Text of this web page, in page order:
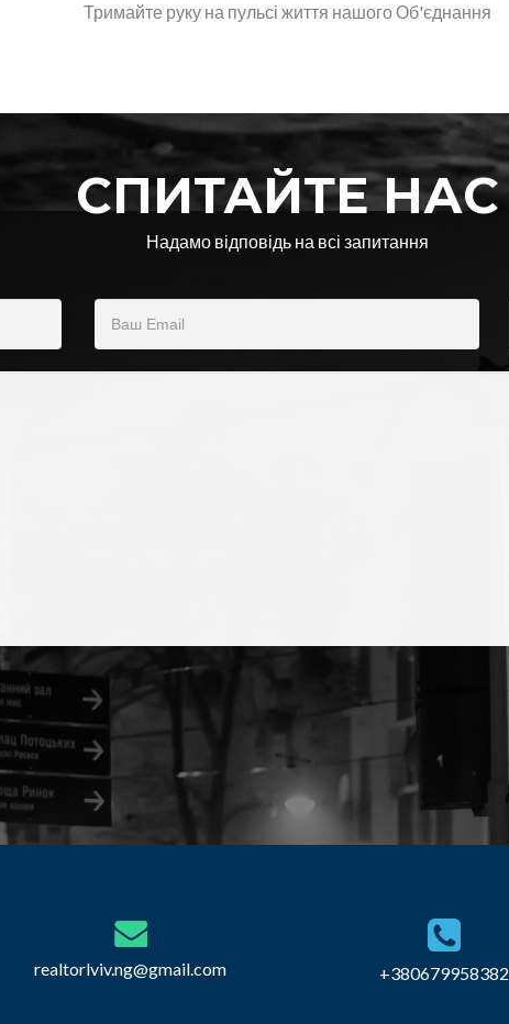
Тримайте руку на пульсі життя нашого Об'єднання
СПИТАЙТЕ НАС
Надамо відповідь на всі запитання
realtorlviv.ng@gmail.com
+380679958382